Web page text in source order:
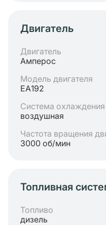
Двигатель
Двигатель
Амперос
Модель двигателя
ЕА192
Система охлаждения
воздушная
Частота вращения
3000 об/мин
Топливная
Топливо
дизель